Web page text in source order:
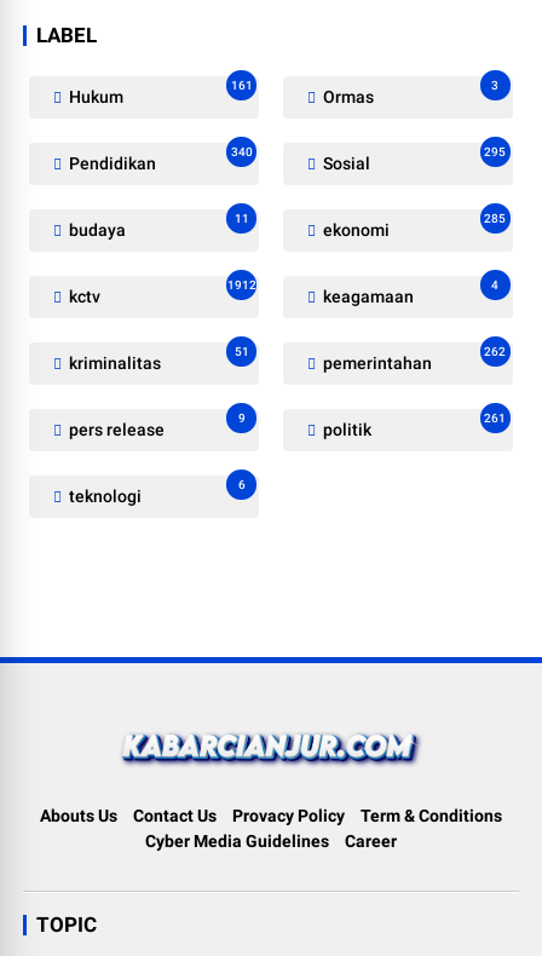
LABEL
Hukum
161
Ormas
3
Pendidikan
340
Sosial
295
budaya
11
ekonomi
285
kctv
1912
keagamaan
4
kriminalitas
51
pemerintahan
262
pers release
9
politik
261
teknologi
6
Abouts Us Contact Us Provacy Policy
Term & Conditions
Cyber Media Guidelines
Career
TOPIC